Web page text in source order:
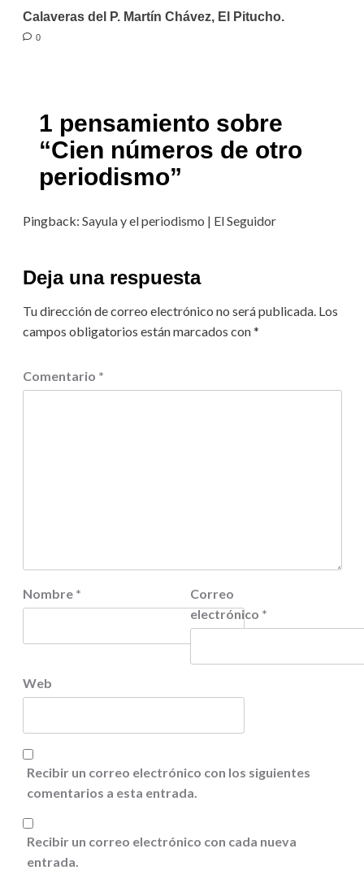
Calaveras del P. Martín Chávez, El Pitucho.
0
1 pensamiento sobre
“Cien números de otro
periodismo”
Pingback: Sayula y el periodismo | El Seguidor
Deja una respuesta
Tu dirección de correo electrónico no será publicada. Los
campos obligatorios están marcados con*
Comentario *
Nombre *
Correo
electrónico *
Web
Recibir un correo electrónico con los siguientes
comentarios a esta entrada.
Recibir un correo electrónico con cada nueva
entrada.